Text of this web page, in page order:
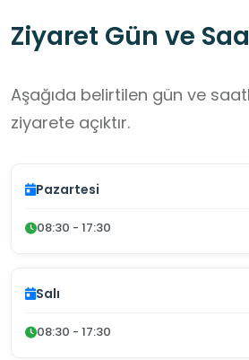
Ziyaret Gün ve
Aşağıda belirtilen gün ve
ziyarete açıktır.
Pazartesi
08:30 - 17:30
Salı
08:30 - 17:30